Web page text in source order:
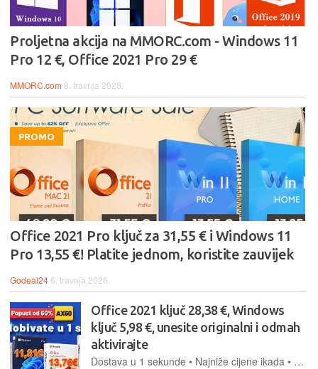
Proljetna akcija na MMORC.com - Windows 11
Pro 12 €, Office 2021 Pro 29 €
MMORC.com8. travnja 2026.
PROMO
Office 2021 Pro ključ za 31,55 € i Windows 11
Pro 13,55 €! Platite jednom, koristite zauvijek
Godeal24 6. travnja 2026.
Office 2021 ključ 28,38 €, Windows
ključ 5,98 €, unesite originalni i odmah
aktivirajte
Dostava u 1 sekunde • Najniže cijene ikada • 100% sigurno i pouzdano